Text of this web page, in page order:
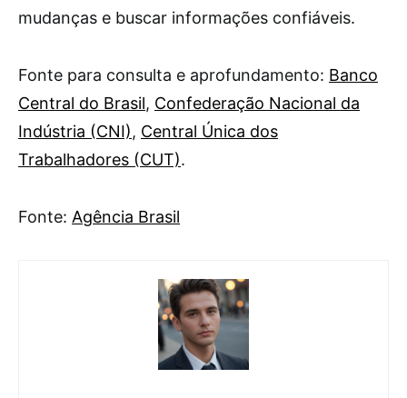
mudanças e buscar informações confiáveis.
Fonte para consulta e aprofundamento: Banco
Central do Brasil, Confederação Nacional da
Indústria (CNI), Central Única dos
Trabalhadores (CUT).
Fonte: Agência Brasil